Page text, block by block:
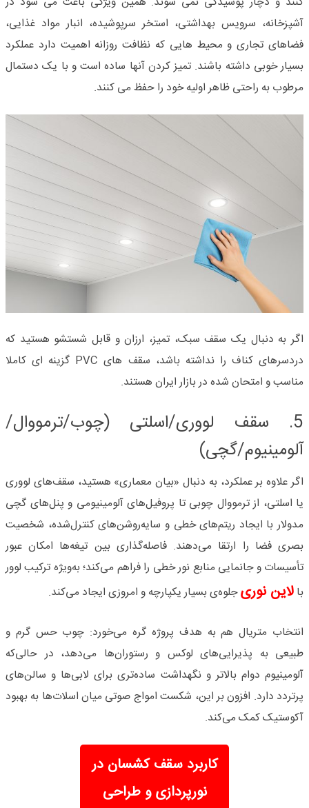
آشپزخانه، سرویس بهداشتی، استخر سرپوشیده، انبار مواد غذایی،
فضاهای تجاری و محیط هایی که نظافت روزانه اهمیت دارد عملکرد
بسیار خوبی داشته باشند. تمیز کردن آنها ساده است و با یک دستمال
مرطوب به راحتی ظاهر اولیه خود را حفظ می کنند.
اگر به دنبال یک سقف سبک، تمیز، ارزان و قابل شستشو هستید که
دردسرهای کناف را نداشته باشد، سقف هایPVC
گزینه ای کاملا
مناسب و امتحان شده در بازار ایران هستند.
5. سقف لووری/اسلتی (چوب/ترمووال/
آلومینیوم/گچی)
اگر علاوه بر عملکرد، به دنبال «بیان معماری» هستید، سقف‌های لووری
یا اسلتی، از ترمووال چوبی تا پروفیل‌های آلومینیومی و پنل‌های گچی
مدولار با ایجاد ریتم‌های خطی و سایه‌روشن‌های کنترل‌شده، شخصیت
بصری فضا را ارتقا می‌دهند. فاصله‌گذاری بین تیغه‌ها امکان عبور
تأسیسات و جانمایی منابع نور خطی را فراهم می‌کند؛ به‌ویژه ترکیب لوور
با لاین نوریجلوه‌ی بسیار یکپارچه و امروزی ایجاد می‌کند.
انتخاب متریال هم به هدف پروژه گره می‌خورد: چوب حس گرم و
طبیعی به پذیرایی‌های لوکس و رستوران‌ها می‌دهد، در حالی‌که
آلومینیوم دوام بالاتر و نگهداشت ساده‌تری برای لابی‌ها و سالن‌های
پرتردد دارد. افزون بر این، شکست امواج صوتی میان اسلات‌ها به بهبود
آکوستیک کمک می‌کند.
کاربرد سقف کشسان در
نورپردازی و طراحی